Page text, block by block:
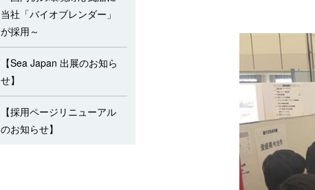
当社「バイオブレンダー」
が採用～
【Sea Japan 出展のお知ら
せ】
【採用ページリニューアル
のお知らせ】